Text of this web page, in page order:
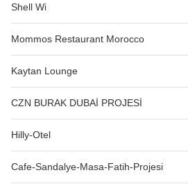
Shell Wi
Mommos Restaurant Morocco
Kaytan Lounge
CZN BURAK DUBAİ PROJESİ
Hilly-Otel
Cafe-Sandalye-Masa-Fatih-Projesi